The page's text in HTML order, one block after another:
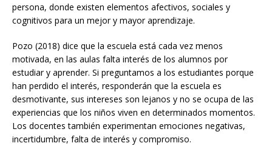
persona, donde existen elementos afectivos, sociales y
cognitivos para un mejor y mayor aprendizaje.
Pozo (2018) dice que la escuela está cada vez menos
motivada, en las aulas falta interés de los alumnos por
estudiar y aprender. Si preguntamos a los estudiantes porque
han perdido el interés, responderán que la escuela es
desmotivante, sus intereses son lejanos y no se ocupa de las
experiencias que los niños viven en determinados momentos.
Los docentes también experimentan emociones negativas,
incertidumbre, falta de interés y compromiso.